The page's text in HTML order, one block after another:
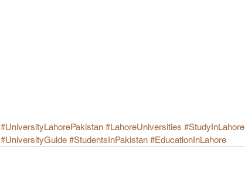
#UniversityLahorePakistan #LahoreUniversities #StudyInLahore
#UniversityGuide #StudentsInPakistan #EducationInLahore